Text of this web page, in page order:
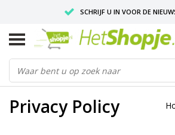
SCHRIJF U IN VOOR DE
VOOR 18:00 BESTELD, IS ZELFDE DAG
UITSTEKENDE
Privacy Policy